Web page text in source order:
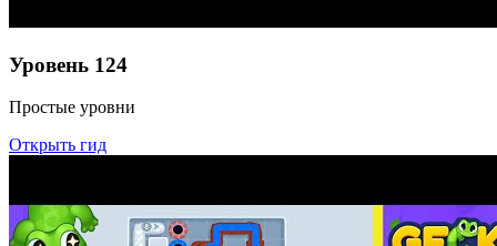
Уровень 124
Простые уровни
Открыть гид